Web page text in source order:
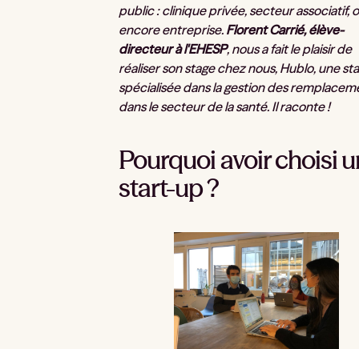
public : clinique privée, secteur associatif,
encore entreprise. Florent Carrié, élève-
directeur à l'EHESP, nous a fait le plaisir de
réaliser son stage chez nous, Hublo, une
spécialisée dans la gestion des
dans le secteur de la santé. Il raconte !
Pourquoi avoir choisi
start-up ?